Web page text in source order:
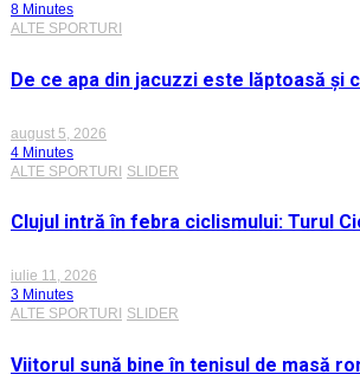
8 Minutes
ALTE SPORTURI
De ce apa din jacuzzi este lăptoasă
august 5, 2026
4 Minutes
ALTE SPORTURI SLIDER
Clujul intră în febra ciclismului: Turul
iulie 11, 2026
3 Minutes
ALTE SPORTURI
SLIDER
Viitorul sună bine în tenisul de masă